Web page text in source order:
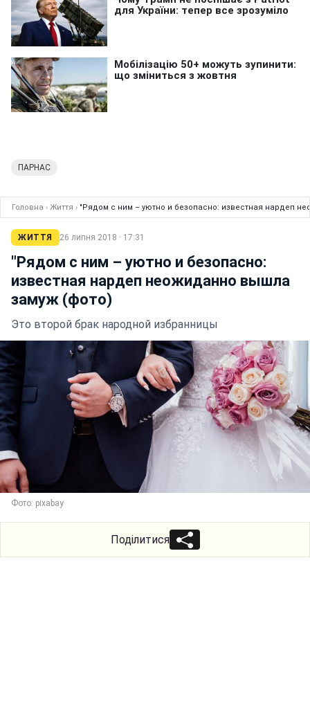
ПАРНАС
Головна › Життя › "Рядом с ним – уютно и безопасно: известная нардеп
ЖИТТЯ 26 липня 2018 · 17:31
"Рядом с ним – уютно и безопасно:
известная нардеп неожиданно вышла
замуж (фото)
Это второй брак народной избранницы
Фото: pixabay
Поділитися